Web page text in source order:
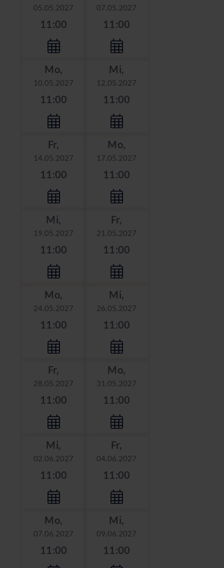
05.05.2027
11:00
07.05.2027
11:00
Mo,
10.05.2027
11:00
Mi,
12.05.2027
11:00
Fr,
14.05.2027
11:00
Mo,
17.05.2027
11:00
Mi,
19.05.2027
11:00
Fr,
21.05.2027
11:00
Mo,
24.05.2027
11:00
Mi,
26.05.2027
11:00
Fr,
28.05.2027
11:00
Mo,
31.05.2027
11:00
Mi,
02.06.2027
11:00
Fr,
04.06.2027
11:00
Mo,
07.06.2027
11:00
Mi,
09.06.2027
11:00